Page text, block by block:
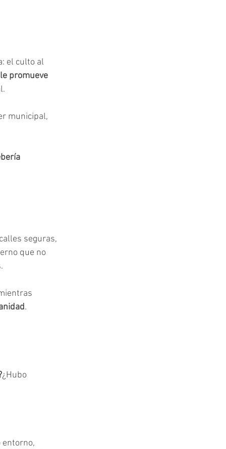
el culto al
promueve
municipal,
seguras,
que no
.
¿Hubo
entorno,